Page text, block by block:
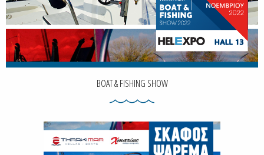
BOAT & FISHING SHOW